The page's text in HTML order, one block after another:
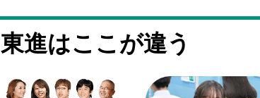
東進はここが違う